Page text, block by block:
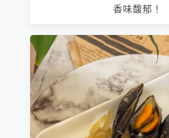
香味馥郁！